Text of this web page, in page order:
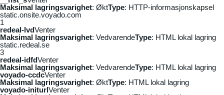
Maksimal lagringsvarighet: ØktType: HTTP-informasjonskapsel
static.onsite.voyado.com
1
redeal-lvdVenter
Maksimal lagringsvarighet: VedvarendeType: HTML lokal lagring
static.redeal.se
3
redeal-idfdVenter
Maksimal lagringsvarighet: VedvarendeType: HTML lokal lagring
voyado-ccdcVenter
Maksimal lagringsvarighet: ØktType: HTML lokal lagring
voyado-initurlVenter